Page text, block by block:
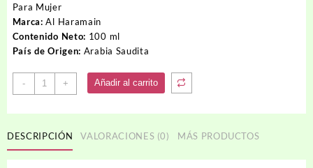
40.00USD.
Para Mujer
Marca: Al Haramain
Contenido Neto: 100 ml
País de Origen: Arabia Saudita
-
Perfume
FARASHA
+ Añadir al carrito
DESCRIPCIÓN VALORACIONES (0) MÁS PRODUCTOS